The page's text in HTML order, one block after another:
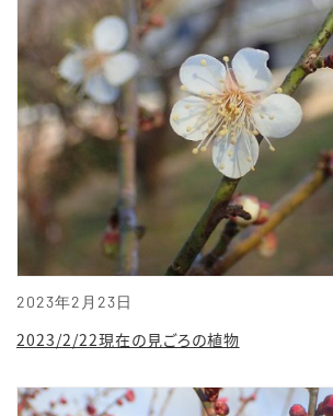
2023年2月23日
2023/2/22現在の見ごろの植物